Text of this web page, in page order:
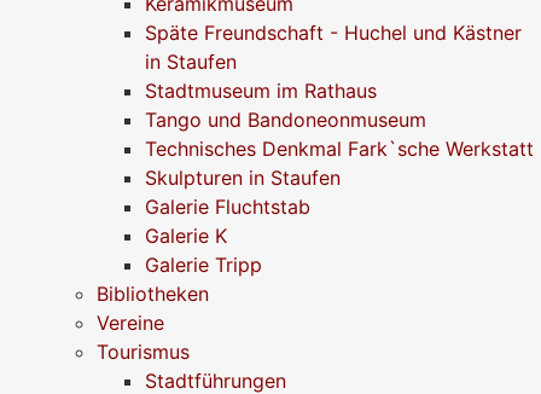
Späte Freundschaft - Huchel und Kästner
in Staufen
Stadtmuseum im Rathaus
Tango und Bandoneonmuseum
Technisches Denkmal Fark`sche Werkstatt
Skulpturen in Staufen
Galerie Fluchtstab
Galerie K
Galerie Tripp
Bibliotheken
Vereine
Tourismus
Stadtführungen